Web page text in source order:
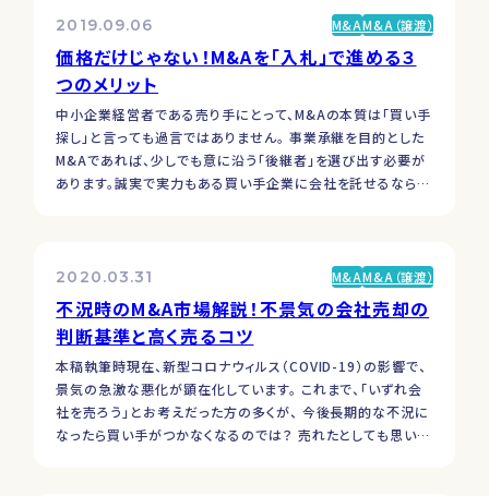
2019.09.06 M&AM&A（譲渡）
価格だけじゃない！M&Aを「入札」で進める３
つのメリット
中小企業経営者である売り手にとって、M&Aの本質は「買い手
探し」と言っても過言ではありません。 事業承継を目的とした
M&Aであれば、少しでも意に沿う「後継者」を選び出す必要が
あります。誠実で実力もある買い手企業に会社を託せるなら
2020.03.31 M&AM&A（譲渡）
不況時のM&A市場解説！不景気の会社売却の
判断基準と高く売るコツ
本稿執筆時現在、新型コロナウィルス（COVID-19）の影響で、
景気の急激な悪化が顕在化しています。 これまで、「いずれ会
社を売ろう」とお考えだった方の多くが、 今後長期的な不況に
なったら買い手がつかなくなるのでは？ 売れたとしても思い切